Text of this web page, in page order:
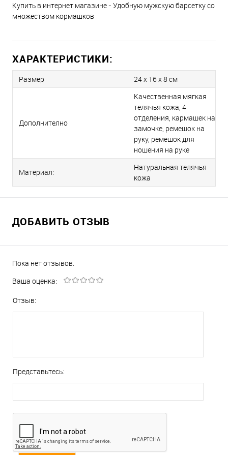
Купить в интернет магазине - Удобную мужскую барсетку со
множеством кормашков
ХАРАКТЕРИСТИКИ:
Размер 24 x 16 x 8 см
Дополнително
Качественная мягкая
телячья кожа, 4
отделения, кармашек на
замочке, ремешок на
руку, ремешок для
ношения на руке
Материал:
Натуральная телячья
кожа
ДОБАВИТЬ ОТЗЫВ
Пока нет отзывов.
Ваша оценка:
Отзыв:
Представьтесь: